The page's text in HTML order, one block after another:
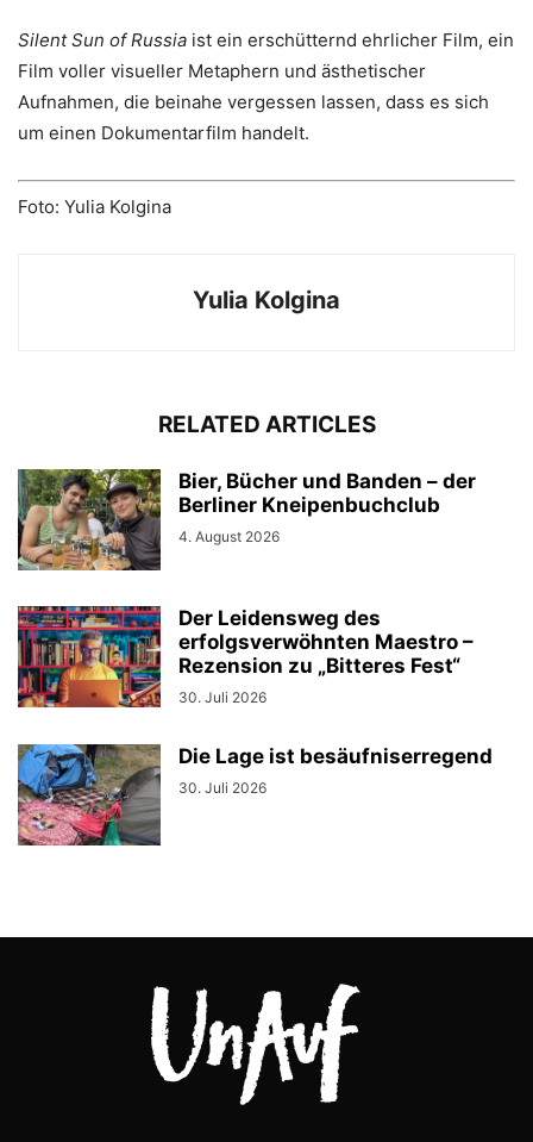
Silent Sun of Russia ist ein erschütternd ehrlicher Film, ein
Film voller visueller Metaphern und ästhetischer
Aufnahmen, die beinahe vergessen lassen, dass es sich
um einen Dokumentarfilm handelt.
Foto: Yulia Kolgina
Yulia Kolgina
RELATED ARTICLES
Bier, Bücher und Banden – der
Berliner Kneipenbuchclub
4. August 2026
Der Leidensweg des
erfolgsverwöhnten Maestro –
Rezension zu „Bitteres Fest“
30. Juli 2026
Die Lage ist besäufniserregend
30. Juli 2026